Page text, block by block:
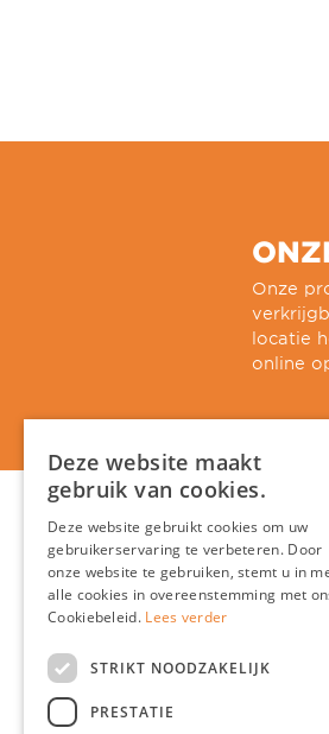
Onze
locatie
online
CONTACT
Clou B.V.
Thermiekstraat 1
Geen bezoekadres
+31 (0)45 524 5656
Deze website maakt
gebruik van cookies.
Deze website gebruikt cookies om uw
gebruikerservaring te verbeteren. Door
onze website te gebruiken, stemt u in
alle cookies in overeenstemming met
Cookiebeleid. Lees verder
STRIKT NOODZAKELIJK
PRESTATIE